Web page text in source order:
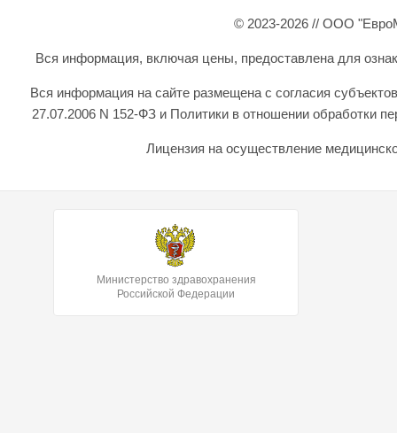
© 2023-2026 // ООО
Вся информация, включая цены, предоставлена для
Вся информация на сайте размещена с согласия
27.07.2006 N 152-ФЗ и Политики в отношении обработки
Лицензия на осуществление
Министерство здравохранения
Российской Федерации